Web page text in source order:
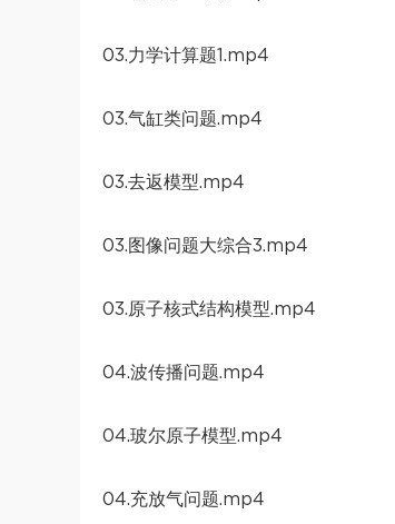
03.力学计算题1.mp4
03.气缸类问题.mp4
03.去返模型.mp4
03.图像问题大综合3.mp4
03.原子核式结构模型.mp4
04.波传播问题.mp4
04.玻尔原子模型.mp4
04.充放气问题.mp4